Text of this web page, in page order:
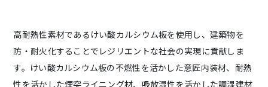
ニュース
資料ダウンロード
高耐熱性素材であるけい酸カルシウム板を使用し、建築物を
防・耐火化することでレジリエントな社会の実現に貢献しま
す。けい酸カルシウム板の不燃性を活かした意匠内装材、耐熱
性を活かした煙突ライニング材、吸放湿性を活かした調湿建材